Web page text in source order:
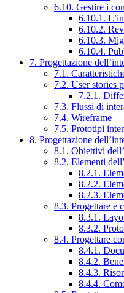
6.10. Gestire i
6.10.1.
6.10.2.
6.10.3.
6.10.4.
7. Progettazione
7.1.
7.2. User stories
7.2.1.
7.3. Flussi di
7.4. Wireframe
7.5. Prototipi
8. Progettazione
8.1. Obiettivi
8.2. Elementi
8.2.1.
8.2.2.
8.2.3.
8.3. Progettare e
8.3.1.
8.3.2.
8.4. Progettare
8.4.1.
8.4.2.
8.4.3.
8.4.4.